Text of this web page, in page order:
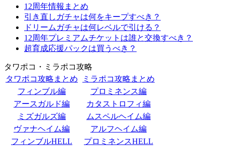
12周年情報まとめ
引き直しガチャは何をキープすべき？
ドリームガチャは何レベルで引ける？
12周年プレミアムチケットは誰と交換すべき？
超育成応援パックは買うべき？
タワポコ・ミラポコ攻略
タワポコ攻略まとめ
ミラポコ攻略まとめ
フィンブル編
プロミネンス編
アースガルド編
カタストロフィ編
ミズガルズ編
ムスペルヘイム編
ヴァナヘイム編
アルフヘイム編
フィンブルHELL
プロミネンスHELL